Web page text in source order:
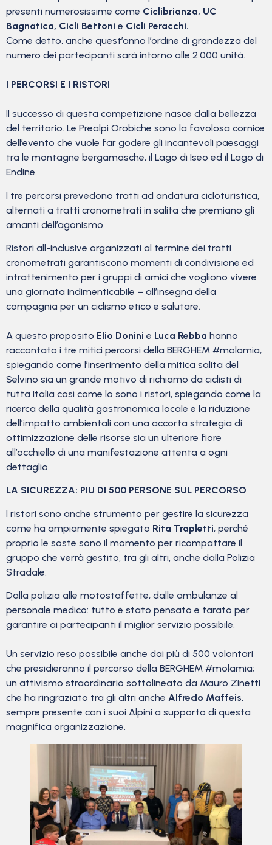
presenti numerosissime come Ciclibrianza, UC
Bagnatica, Cicli Bettoni e Cicli Peracchi.
Come detto, anche quest’anno l’ordine di grandezza del
numero dei partecipanti sarà intorno alle 2.000 unità.
I PERCORSI E I RISTORI
Il successo di questa competizione nasce dalla bellezza
del territorio. Le Prealpi Orobiche sono la favolosa cornice
dell’evento che vuole far godere gli incantevoli paesaggi
tra le montagne bergamasche, il Lago di Iseo ed il Lago di
Endine.
I tre percorsi prevedono tratti ad andatura cicloturistica,
alternati a tratti cronometrati in salita che premiano gli
amanti dell’agonismo.
Ristori all-inclusive organizzati al termine dei tratti
cronometrati garantiscono momenti di condivisione ed
intrattenimento per i gruppi di amici che vogliono vivere
una giornata indimenticabile – all’insegna della
compagnia per un ciclismo etico e salutare.
A questo proposito Elio Donini e Luca Rebba hanno
raccontato i tre mitici percorsi della BERGHEM #molamia,
spiegando come l’inserimento della mitica salita del
Selvino sia un grande motivo di richiamo da ciclisti di
tutta Italia così come lo sono i ristori, spiegando come la
ricerca della qualità gastronomica locale e la riduzione
dell’impatto ambientali con una accorta strategia di
ottimizzazione delle risorse sia un ulteriore fiore
all’occhiello di una manifestazione attenta a ogni
dettaglio.
LA SICUREZZA: PIU DI 500 PERSONE SUL PERCORSO
I ristori sono anche strumento per gestire la sicurezza
come ha ampiamente spiegato Rita Trapletti, perché
proprio le soste sono il momento per ricompattare il
gruppo che verrà gestito, tra gli altri, anche dalla Polizia
Stradale.
Dalla polizia alle motostaffette, dalle ambulanze al
personale medico: tutto è stato pensato e tarato per
garantire ai partecipanti il miglior servizio possibile.
Un servizio reso possibile anche dai più di 500 volontari
che presidieranno il percorso della BERGHEM #molamia;
un attivismo straordinario sottolineato da Mauro Zinetti
che ha ringraziato tra gli altri anche Alfredo Maffeis,
sempre presente con i suoi Alpini a supporto di questa
magnifica organizzazione.